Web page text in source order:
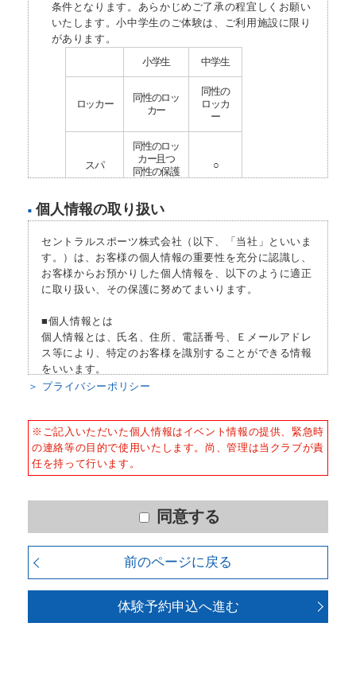
条件となります。あらかじめご了承の程宜しくお願い
いたします。小中学生のご体験は、ご利用施設に限り
があります。
小学生 中学生
ロッカー
同性のロッ
カー
同性の
ロッカ
ー
スパ
同性のロッ
カー且つ
同性の保護
○
プール 保護者同伴
プールプ
ログラム
× ○
ウェイト
マシン
× △
フリーウ
エイト
× ×
カルディ
オマシン
× ○
※ △：スタッフからのマシン使用方
法のご案内を受けた方のみご利用頂け
ます。
す。詳細はクラブＨＰの施設紹介をご
４、良好な健康状態であり、自己責任で利用できる。
５、刺青（ファッションタトゥー）が入っていない。
■ 個人情報の取り扱い
セントラルスポーツ株式会社（以下、「当社」といいま
す。）は、お客様の個人情報の重要性を充分に認識し、
お客様からお預かりした個人情報を、以下のように適正
に取り扱い、その保護に努めてまいります。
■個人情報とは
個人情報とは、氏名、住所、電話番号、Ｅメールアドレ
ス等により、特定のお客様を識別することができる情報
をいいます。
かつ適正な方法によりお客様の個人情報を収集いたしま
す。
させて頂きます。また、違法または不当な行為を助長
し、または誘発するおそれがある方法による個人情報の
利用を行いません。
2) ご利用上の諸連絡や利用状況の確認のため
3) 運動プログラム（カウンセリングを含む）等、新商
品・サービスの立案・開発・実施のため
＞ プライバシーポリシー
※ご記入いただいた個人情報はイベント情報の提供、緊急時
の連絡等の目的で使用いたします。尚、管理は当クラブが責
任を持って行います。
同意する
前のページに戻る
体験予約申込へ進む